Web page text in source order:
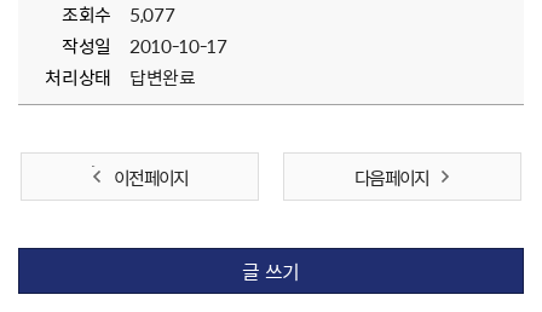
조회수
5,077
작성일
2010-10-17
처리상태
답변완료
이전 페이지 다음 페이지
글 쓰기